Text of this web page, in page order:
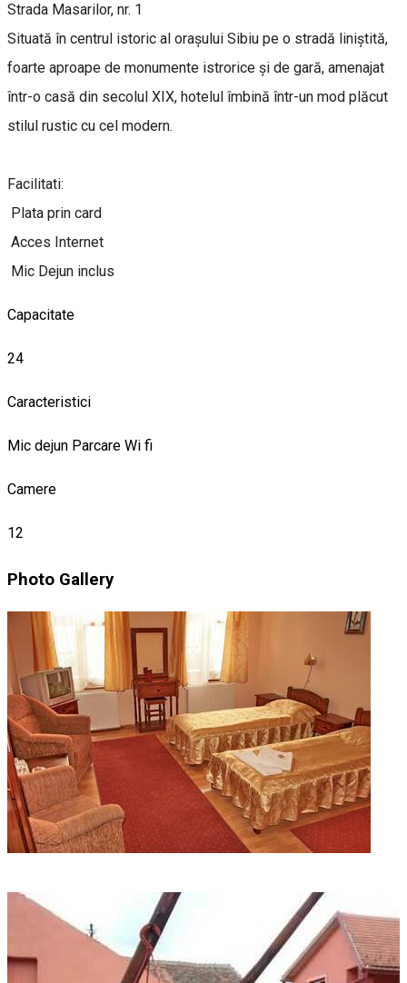
Strada Masarilor, nr. 1
Situată în centrul istoric al orașului Sibiu pe o stradă liniștită,
foarte aproape de monumente istrorice și de gară, amenajat
într-o casă din secolul XIX, hotelul îmbină într-un mod plăcut
stilul rustic cu cel modern.
Facilitati:
Plata prin card
Acces Internet
Mic Dejun inclus
Capacitate
24
Caracteristici
Mic dejun Parcare Wi fi
Camere
12
Photo Gallery